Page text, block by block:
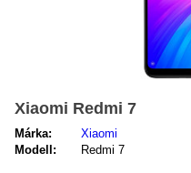
Xiaomi Redmi 7
Márka:
Xiaomi
Modell:
Redmi 7